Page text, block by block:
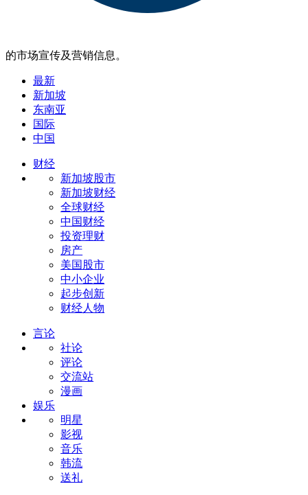
的市场宣传及营销信息。
最新
新加坡
东南亚
国际
中国
财经
新加坡股市
新加坡财经
全球财经
中国财经
投资理财
房产
美国股市
中小企业
起步创新
财经人物
言论
社论
评论
交流站
漫画
娱乐
明星
影视
音乐
韩流
送礼